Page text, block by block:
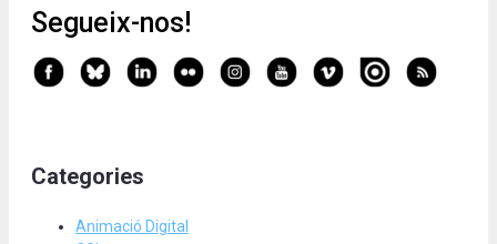
Segueix-nos!
Categories
Animació Digital